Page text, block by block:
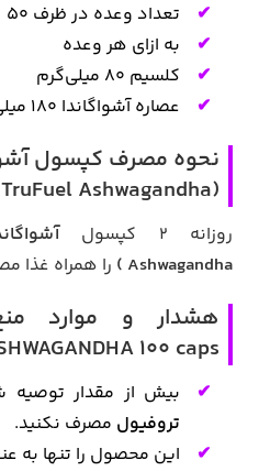
تعداد وعده در ظرف 50
به ازای هر وعده
کلسیم 80 میلی‌گرم
عصاره آشواگاندا 180 میلی‌گرم
نحوه مصرف کپسول
(TruFuel Ashwagandha)
روزانه 2 کپسول
Ashwagandha )
را همراه غذا
100 caps
بیش از مقدار
تروفیول مصرف نکنید.
این محصول را تنها